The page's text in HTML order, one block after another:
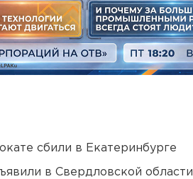
сбили в Екатеринбурге
в Свердловской области